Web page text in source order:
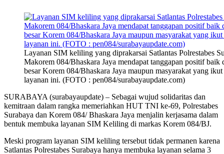
Layanan SIM keliling yang diprakarsai Satlantas Polrestabes
Makorem 084/Bhaskara Jaya mendapat tanggapan positif baik
besar Korem 084/Bhaskara Jaya maupun masyarakat yang
layanan ini. (FOTO : pen084/surabayaupdate.com)
SURABAYA (surabayaupdate) – Sebagai wujud solidaritas dan
kemitraan dalam rangka memeriahkan HUT TNI ke-69, Polrestabes
Surabaya dan Korem 084/ Bhaskara Jaya menjalin kerjasama dalam
bentuk membuka layanan SIM Keliling di markas Korem 084/BJ.
Meski program layanan SIM keliling tersebut tidak permanen karena
Satlantas Polrestabes Surabaya hanya membuka layanan selama 3